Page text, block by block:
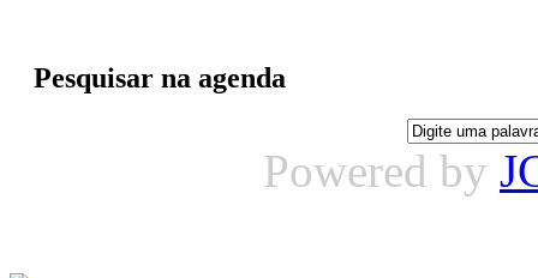
Pesquisar na agenda
Powered by